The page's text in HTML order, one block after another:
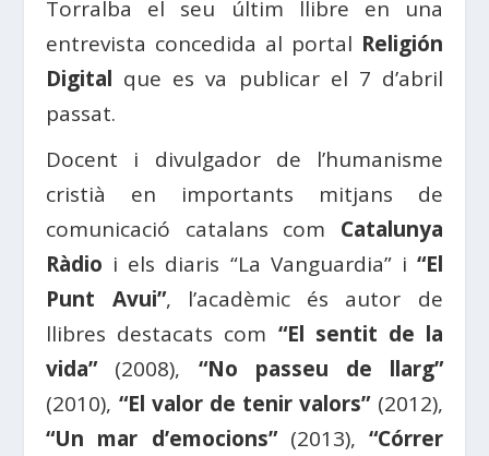
Torralba el seu últim llibre en una
entrevista concedida al portal Religión
Digital que es va publicar el 7 d’abril
passat.
Docent i divulgador de l’humanisme
cristià en importants mitjans de
comunicació catalans com Catalunya
Ràdio i els diaris “La Vanguardia” i “El
Punt Avui”, l’acadèmic és autor de
llibres destacats com “El sentit de la
vida” (2008), “No passeu de llarg”
(2010), “El valor de tenir valors” (2012),
“Un mar d’emocions” (2013), “Córrer